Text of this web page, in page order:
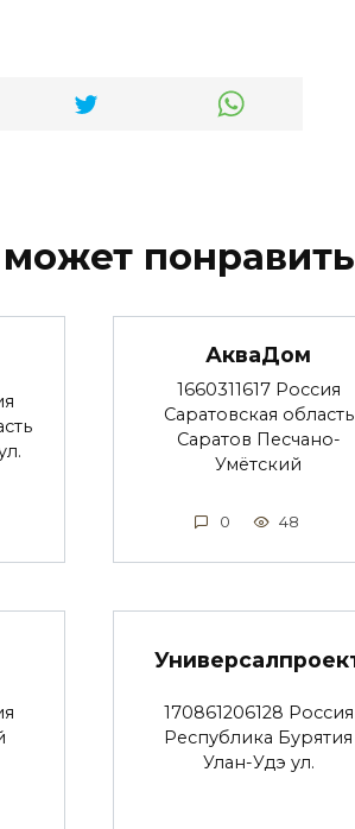
АкваДом
1660311617 Россия
Саратовская область
Саратов Песчано-
Умётский
0 48
170861206128 Россия
Республика Бурятия
Улан-Удэ ул.